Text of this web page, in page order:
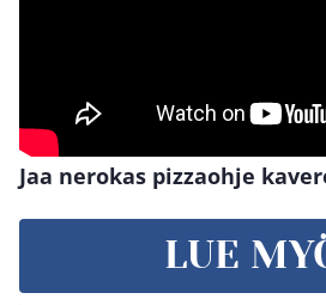
Jaa nerokas pizzaohje
LUE